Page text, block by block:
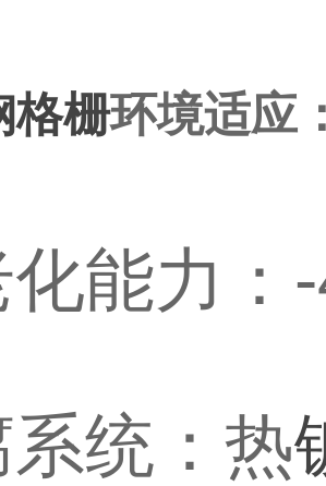
格栅环境适应
化能力
系统：热